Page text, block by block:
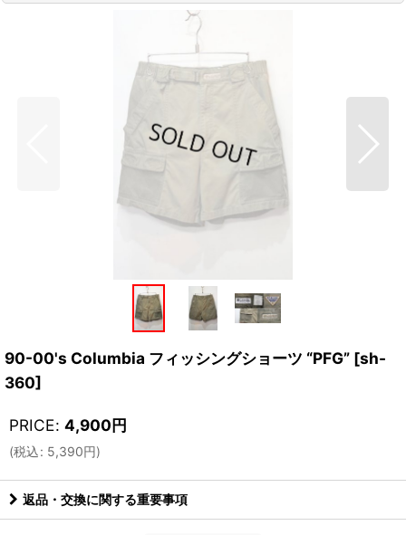
90-00's Columbia フィッシングショーツ “PFG” [sh-
360]
PRICE: 4,900円
(税込: 5,390円)
返品・交換に関する重要事項